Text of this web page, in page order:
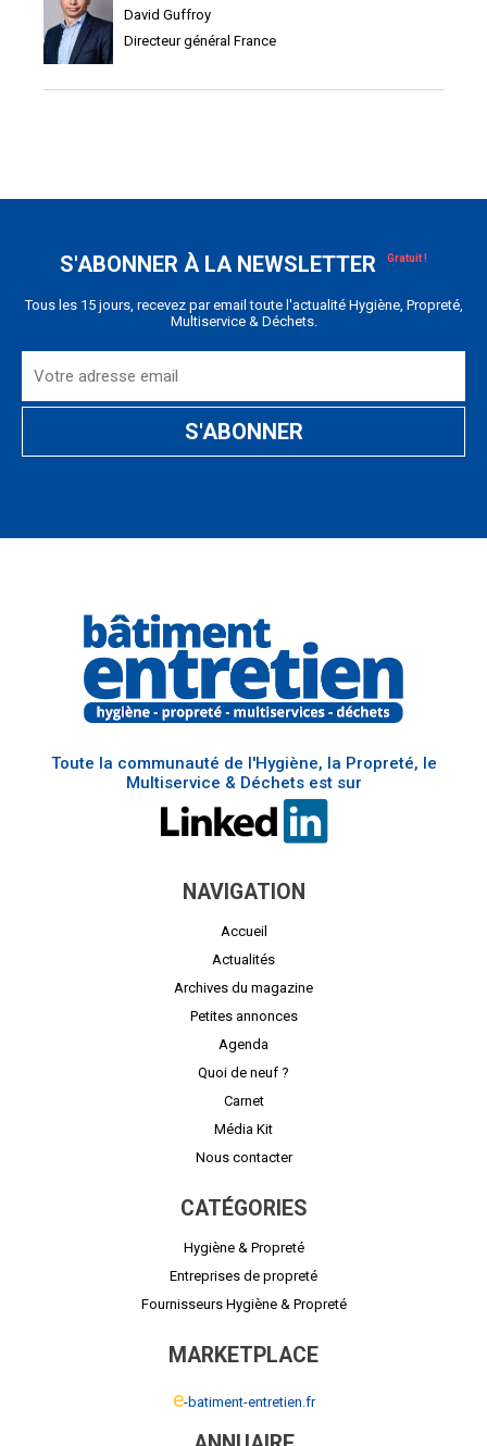
David Guffroy
Directeur général France
S'ABONNER À LA NEWSLETTER
Tous les 15 jours, recevez par email toute l'actualité Hygiène, Propreté,
Multiservice & Déchets.
Toute la communauté de l'Hygiène, la Propreté, le
Multiservice & Déchets est sur
NAVIGATION
Accueil
Actualités
Archives du magazine
Petites annonces
Agenda
Quoi de neuf ?
Carnet
Média Kit
Nous contacter
CATÉGORIES
Hygiène & Propreté
Entreprises de propreté
Fournisseurs Hygiène & Propreté
MARKETPLACE
e-batiment-entretien.fr